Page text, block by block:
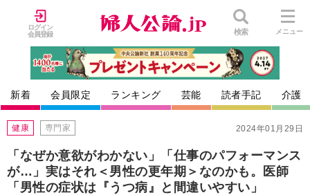
ログイン
会員登録
検索 メニュー
新着 会員限定 ランキング 芸能 読者手記 介護
2024年01月29日
健康 専門家
「なぜか意欲がわかない」「仕事のパフォーマンス
が…」実はそれ＜男性の更年期＞なのかも。医師
「男性の症状は『うつ病』と間違いやすい」